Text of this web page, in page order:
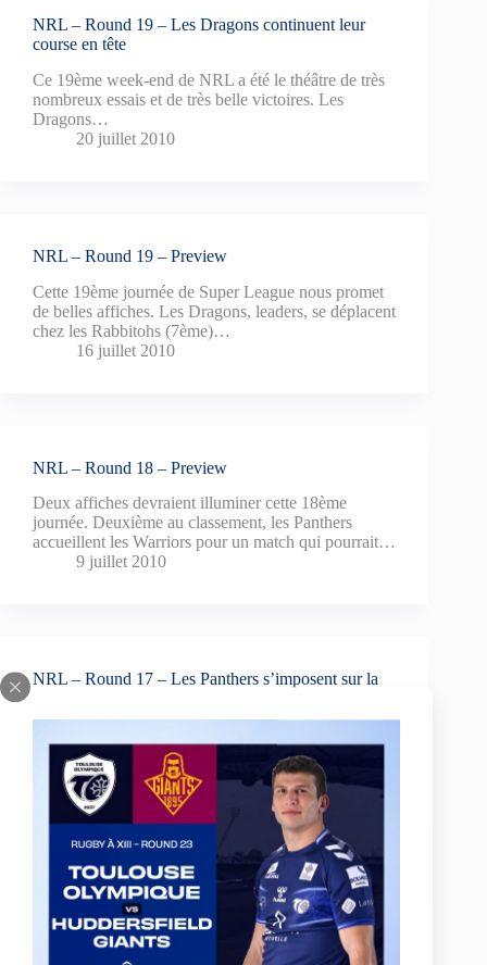
NRL – Round 19 – Les Dragons continuent leur
course en tête
Ce 19ème week-end de NRL a été le théâtre de très
nombreux essais et de très belle victoires. Les
Dragons…
20 juillet 2010
NRL – Round 19 – Preview
Cette 19ème journée de Super League nous promet
de belles affiches. Les Dragons, leaders, se déplacent
chez les Rabbitohs (7ème)…
16 juillet 2010
NRL – Round 18 – Preview
Deux affiches devraient illuminer cette 18ème
journée. Deuxième au classement, les Panthers
accueillent les Warriors pour un match qui pourrait…
9 juillet 2010
NRL – Round 17 – Les Panthers s’imposent sur la
programmés, ce week-end a été marqué par la
défaite à domicile des Dragons, leaders…
6 juillet 2010
NRL – Round 17 – Duel au sommet entre les
Dragons (1er) et les Panthers (2ème) !